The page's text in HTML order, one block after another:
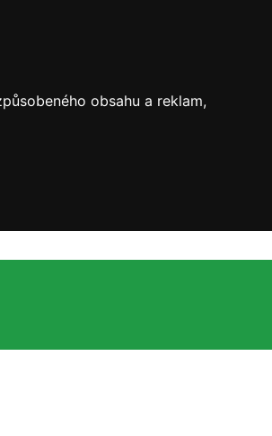
obsahu a reklam,